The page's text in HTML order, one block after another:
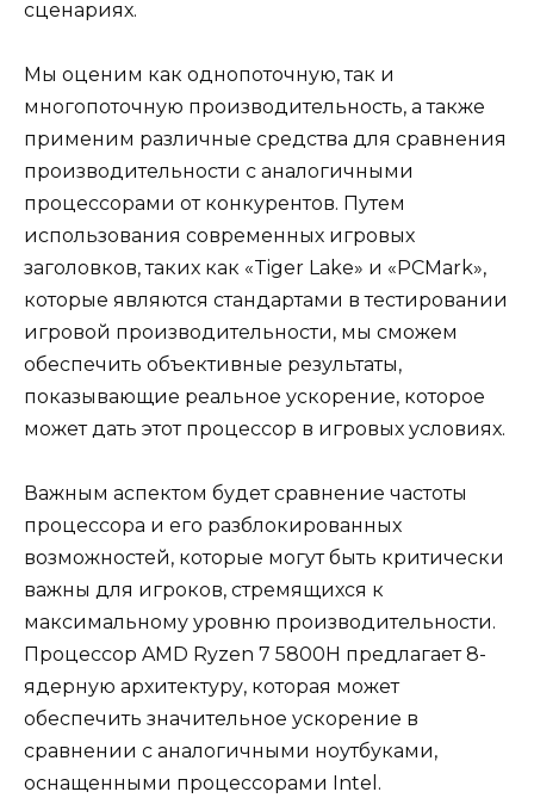
сценариях.
Мы оценим как однопоточную, так и
многопоточную производительность, а также
применим различные средства для сравнения
производительности с аналогичными
процессорами от конкурентов. Путем
использования современных игровых
заголовков, таких как «Tiger Lake» и «PCMark»,
которые являются стандартами в тестировании
игровой производительности, мы сможем
обеспечить объективные результаты,
показывающие реальное ускорение, которое
может дать этот процессор в игровых условиях.
Важным аспектом будет сравнение частоты
процессора и его разблокированных
возможностей, которые могут быть критически
важны для игроков, стремящихся к
максимальному уровню производительности.
Процессор AMD Ryzen 7 5800H предлагает 8-
ядерную архитектуру, которая может
обеспечить значительное ускорение в
сравнении с аналогичными ноутбуками,
оснащенными процессорами Intel.